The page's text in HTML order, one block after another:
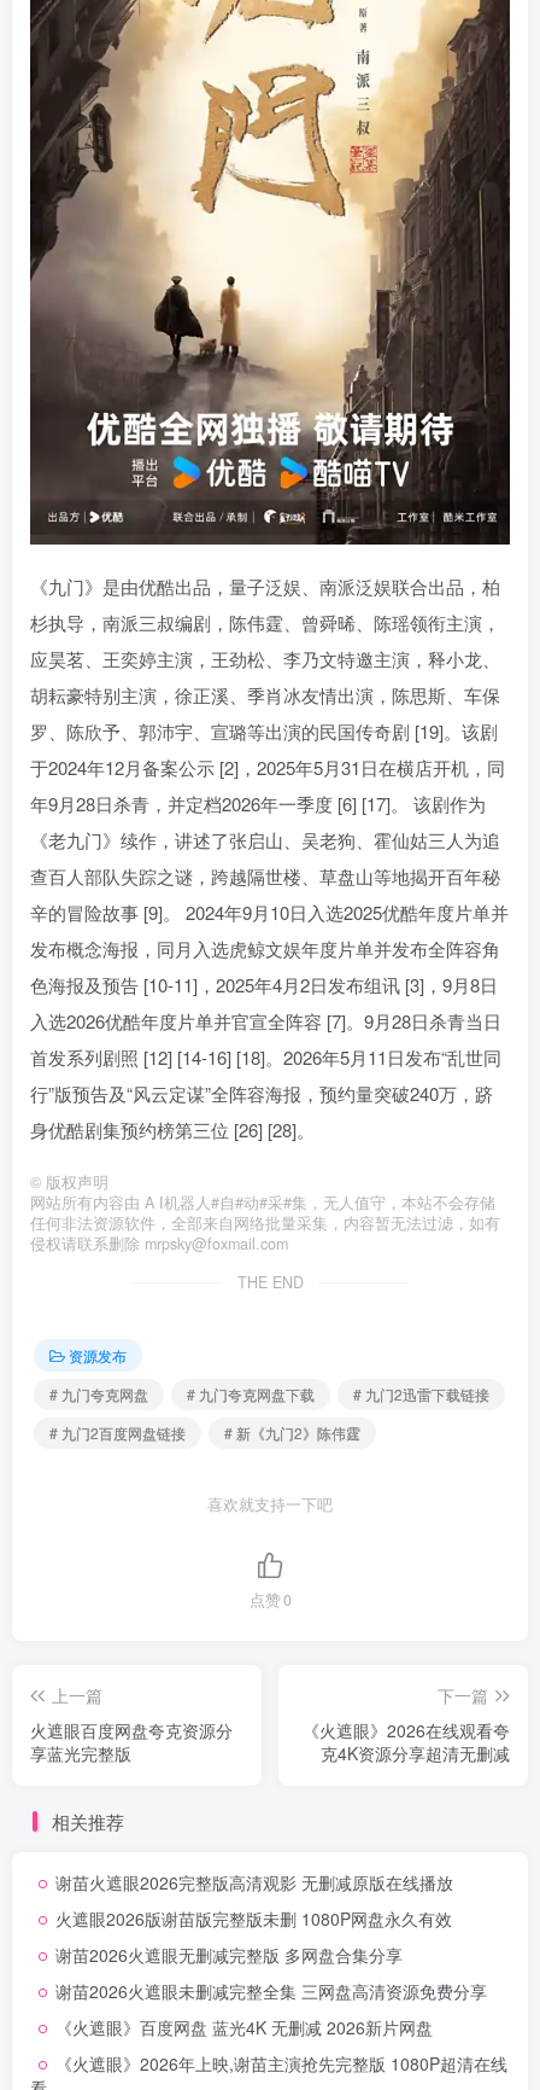
《九门》是由优酷出品，量子泛娱、南派泛娱联合出品，柏
杉执导，南派三叔编剧，陈伟霆、曾舜晞、陈瑶领衔主演，
应昊茗、王奕婷主演，王劲松、李乃文特邀主演，释小龙、
胡耘豪特别主演，徐正溪、季肖冰友情出演，陈思斯、车保
罗、陈欣予、郭沛宇、宣璐等出演的民国传奇剧 [19]。该剧
于2024年12月备案公示 [2]，2025年5月31日在横店开机，同
年9月28日杀青，并定档2026年一季度 [6] [17]。 该剧作为
《老九门》续作，讲述了张启山、吴老狗、霍仙姑三人为追
查百人部队失踪之谜，跨越隔世楼、草盘山等地揭开百年秘
辛的冒险故事 [9]。 2024年9月10日入选2025优酷年度片单并
发布概念海报，同月入选虎鲸文娱年度片单并发布全阵容角
色海报及预告 [10-11]，2025年4月2日发布组讯 [3]，9月8日
入选2026优酷年度片单并官宣全阵容 [7]。9月28日杀青当日
首发系列剧照 [12] [14-16] [18]。2026年5月11日发布“乱世同
行”版预告及“风云定谋”全阵容海报，预约量突破240万，跻
身优酷剧集预约榜第三位 [26] [28]。
© 版权声明
网站所有内容由 A I机器人#自#动#采#集，无人值守，本站不会存储
任何非法资源软件，全部来自网络批量采集，内容暂无法过滤，如有
侵权请联系删除 mrpsky@foxmail.com
THE END
资源发布
# 九门夸克网盘
# 九门夸克网盘下载
# 九门2迅雷下载链接
# 九门2百度网盘链接
# 新《九门2》陈伟霆
喜欢就支持一下吧
点赞0
上一篇
火遮眼百度网盘夸克资源分
享蓝光完整版
下一篇
《火遮眼》2026在线观看夸
克4K资源分享超清无删减
相关推荐
谢苗火遮眼2026完整版高清观影 无删减原版在线播放
火遮眼2026版谢苗版完整版未删 1080P网盘永久有效
谢苗2026火遮眼无删减完整版 多网盘合集分享
谢苗2026火遮眼未删减完整全集 三网盘高清资源免费分享
《火遮眼》百度网盘 蓝光4K 无删减 2026新片网盘
《火遮眼》2026年上映,谢苗主演抢先完整版 1080P超清在线